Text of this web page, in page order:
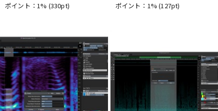
ポイント：1% (330pt) ポイント：1%(127pt)